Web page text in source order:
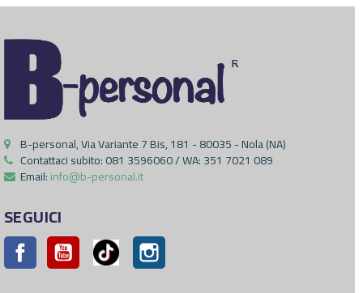
B-personal, Via Variante 7 Bis, 181 - 80035 - Nola (NA)
Contattaci subito:081 3596060 / WA: 351 7021 089
Email:info@b-personal.it
SEGUICI
Facebook YouTube Pinterest